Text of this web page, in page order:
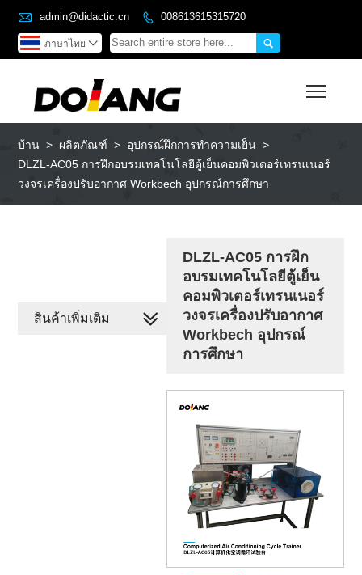
 admin@didactic.cn  008613615315720

ภาษาไทย 
บ้าน > ผลิตภัณฑ์ > อุปกรณ์ฝึกการทำความเย็น >
DLZL-AC05 การฝึกอบรมเทคโนโลยีตู้เย็นคอมพิวเตอร์เทรนเนอร์
วงจรเครื่องปรับอากาศ Workbech อุปกรณ์การศึกษา
DLZL-AC05 การฝึก
อบรมเทคโนโลยีตู้เย็น
คอมพิวเตอร์เทรนเนอร์
วงจรเครื่องปรับอากาศ
Workbech อุปกรณ์
การศึกษา
สินค้าเพิ่มเติม